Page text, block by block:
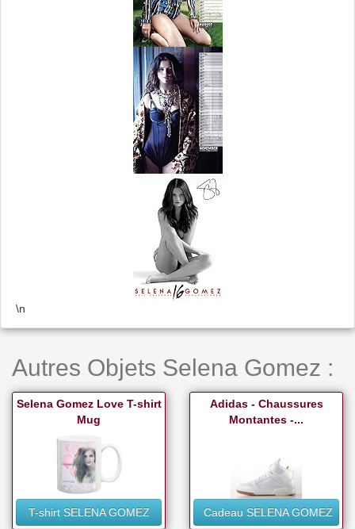
\n
Autres Objets Selena Gomez :
Selena Gomez Love T-shirt
Mug
T-shirt SELENA GOMEZ
Adidas - Chaussures
Montantes -...
Cadeau SELENA GOMEZ